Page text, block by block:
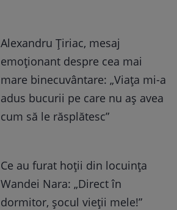
Alexandru Țiriac, mesaj
emoționant despre cea mai
mare binecuvântare: „Viața mi-a
adus bucurii pe care nu aș avea
cum să le răsplătesc”
Ce au furat hoții din locuința
Wandei Nara: „Direct în
dormitor, șocul vieții mele!”